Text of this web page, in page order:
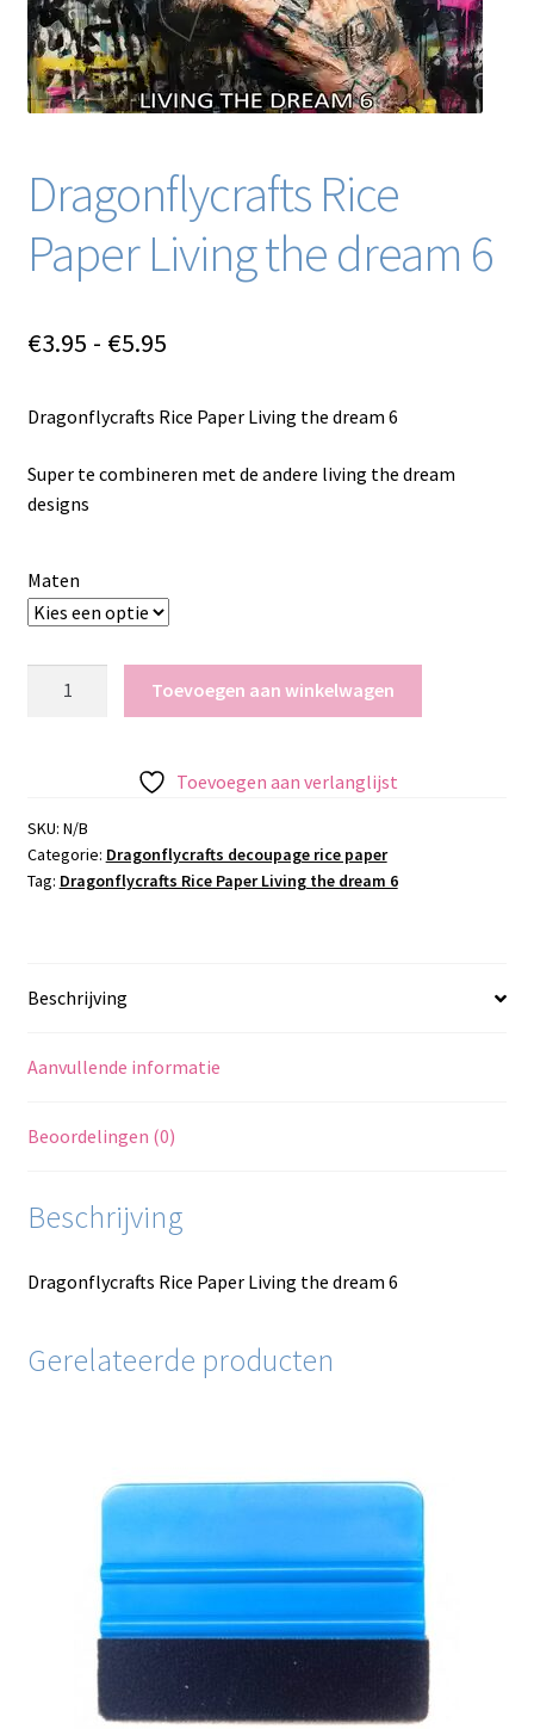
Dragonflycrafts Rice
Paper Living the dream 6
€3.95 - €5.95Prijsklasse:
tot
€5.95
Dragonflycrafts Rice Paper Living the dream 6
Super te combineren met de andere living the dream
designs
Maten
dream
6
aantal
Toevoegen aan winkelwagen
Toevoegen aan verlanglijst
SKU: N/B
Categorie: Dragonflycrafts decoupage rice paper
Tag: Dragonflycrafts Rice Paper Living the dream 6
Beschrijving
Aanvullende informatie
Beoordelingen (0)
Beschrijving
Dragonflycrafts Rice Paper Living the dream 6
Gerelateerde producten